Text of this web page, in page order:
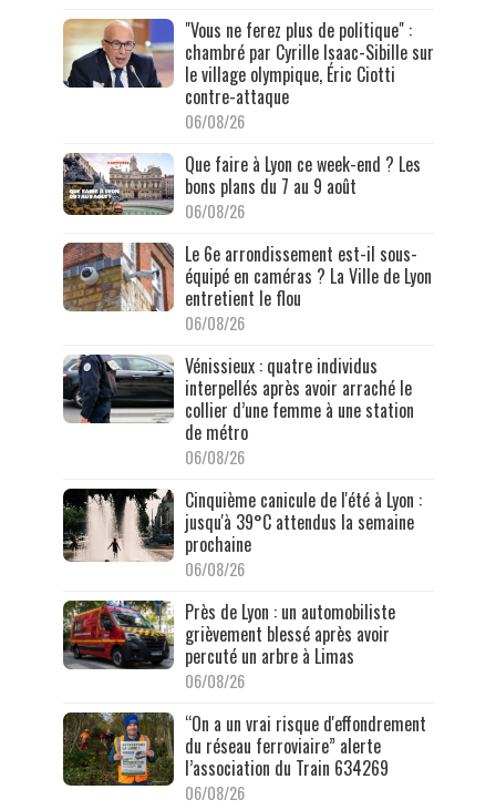
"Vous ne ferez plus de politique" :
chambré par Cyrille Isaac-Sibille sur
le village olympique, Éric Ciotti
contre-attaque
06/08/26
Que faire à Lyon ce week-end ? Les
bons plans du 7 au 9 août
06/08/26
Le 6e arrondissement est-il sous-
équipé en caméras ? La Ville de Lyon
entretient le flou
06/08/26
Vénissieux : quatre individus
interpellés après avoir arraché le
collier d’une femme à une station
de métro
06/08/26
Cinquième canicule de l'été à Lyon :
jusqu'à 39°C attendus la semaine
prochaine
06/08/26
Près de Lyon : un automobiliste
grièvement blessé après avoir
percuté un arbre à Limas
06/08/26
“On a un vrai risque d'effondrement
du réseau ferroviaire” alerte
l’association du Train 634269
06/08/26